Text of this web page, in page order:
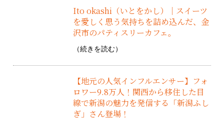
Ito okashi（いとをかし）｜スイーツ
を愛しく思う気持ちを詰め込んだ、金
沢市のパティスリーカフェ。
（続きを読む）
【地元の人気インフルエンサー】フォ
ロワー9.8万人！関西から移住した目
線で新潟の魅力を発信する「新潟ふし
ぎ」さん登場！